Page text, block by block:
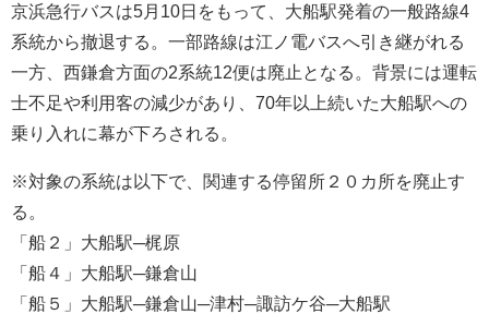
京浜急行バスは5月10日をもって、大船駅発着の一般路線4
系統から撤退する。一部路線は江ノ電バスへ引き継がれる
一方、西鎌倉方面の2系統12便は廃止となる。背景には運転
士不足や利用客の減少があり、70年以上続いた大船駅への
乗り入れに幕が下ろされる。
※対象の系統は以下で、関連する停留所２０カ所を廃止す
る。
「船２」大船駅─梶原
「船４」大船駅─鎌倉山
「船５」大船駅─鎌倉山─津村─諏訪ケ谷─大船駅